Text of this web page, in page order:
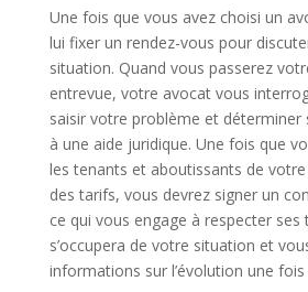
Une fois que vous avez choisi un
lui fixer un rendez-vous pour
situation. Quand vous passerez
entrevue, votre avocat vous
saisir votre problème et déterminer
à une aide juridique. Une fois que
les tenants et aboutissants de
des tarifs, vous devrez signer un
ce qui vous engage à respecter ses
s’occupera de votre situation et
informations sur l’évolution une